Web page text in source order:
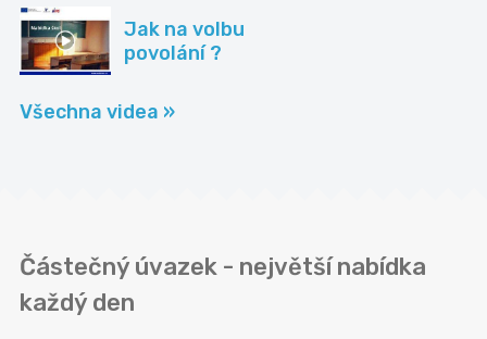
Jak na volbu
povolání ?
Všechna videa »
Částečný úvazek - největší nabídka
každý den